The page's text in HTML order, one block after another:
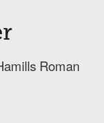
Roman